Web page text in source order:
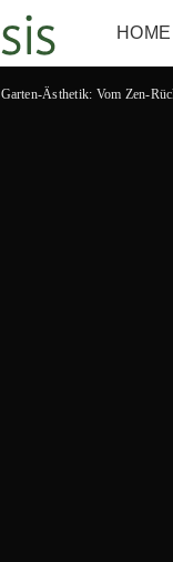
HOME
Garten-Ästhetik: Vom Zen-